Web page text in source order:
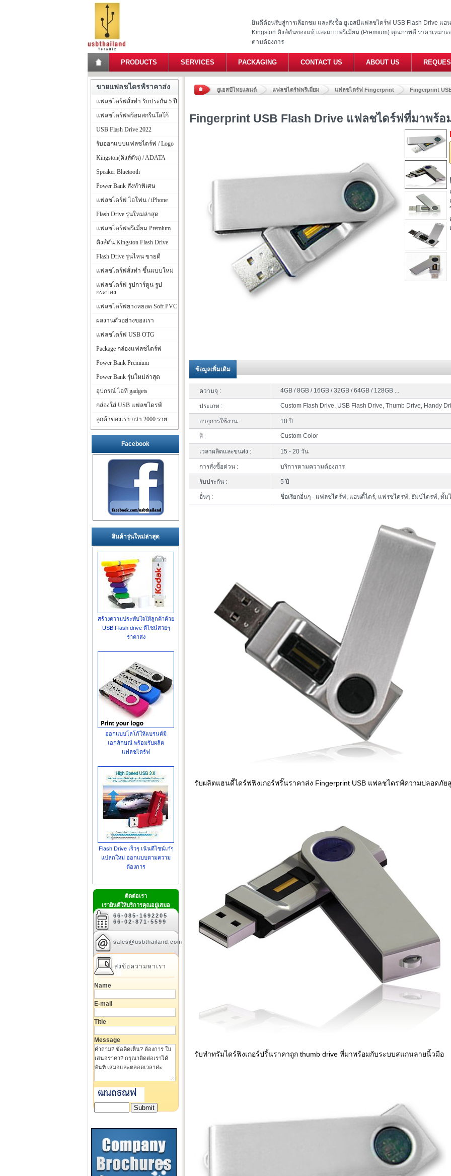
ยินดีต้อนรับสู่การเลือกชม และสั่งซื้อ ยูเอสบีแฟลชไดร์ฟ USB Flash Drive แฮ
Kingston คิงส์ตันของแท้ และแบบพรีเมี่ยม (Premium) คุณภาพดี ราคาเหมา
ตามต้องการ
PRODUCTS SERVICES PACKAGING CONTACT US ABOUT US
ยูเอสบีไทยแลนด์ แฟลชไดร์ฟพรีเมี่ยม แฟลชไดร์ฟ Fingerprint Fingerprint
Fingerprint USB Flash Drive แฟลชไดร์ฟที่มาพร้
ข้อมูลเพิ่มเติม
ความจุ : 4GB / 8GB / 16GB / 32GB / 64GB / 128GB ...
ประเภท : Custom Flash Drive, USB Flash Drive, Thumb Drive, Handy
อายุการใช้งาน : 10 ปี
สี : Custom Color
เวลาผลิตและขนส่ง : 15 - 20 วัน
การสั่งซื้อด่วน : บริการตามความต้องการ
รับประกัน : 5 ปี
อื่นๆ : ชื่อเรียกอื่นๆ - แฟลชไดร์ฟ, แฮนดี้ไดร์, แฟรชไดรฟ์, ธัมบ์ไดรฟ์, ทั้ม
รับผลิตแฮนดี้ไดร์ฟฟิงเกอร์พริ๊นราคาส่ง Fingerprint USB แฟลชไดรฟ์ความปลอดภัย
รับทำทรัมไดร์ฟิงเกอร์ปริ้นราคาถูก thumb drive ที่มาพร้อมกับระบบสแกนลายนิ้วมือ
ขายแฟลชไดรฟ์ราคาส่ง
แฟลชไดร์ฟสั่งทำ รับประกัน 5 ปี
แฟลชไดร์ฟพร้อมสกรีนโลโก้
USB Flash Drive 2022
รับออกแบบแฟลชไดร์ฟ / Logo
Kingston(คิงส์ตัน) / ADATA
Speaker Bluetooth
Power Bank สั่งทำพิเศษ
แฟลชไดร์ฟ ไอโฟน / iPhone
Flash Drive รุ่นใหม่ล่าสุด
แฟลชไดร์ฟพรีเมี่ยม Premium
คิงส์ตัน Kingston Flash Drive
Flash Drive รุ่นไหน ขายดี
แฟลชไดร์ฟสั่งทำ ขึ้นแบบใหม่
แฟลชไดร์ฟ รูปการ์ตูน รูป
กระป๋อง
แฟลชไดร์ฟยางหยอด Soft PVC
ผลงานตัวอย่างของเรา
แฟลชไดร์ฟ USB OTG
Package กล่องแฟลชไดร์ฟ
Power Bank Premium
Power Bank รุ่นใหม่ล่าสุด
อุปกรณ์ ไอที gadgets
กล่องใส่ USB แฟลชไดรฟ์
ลูกค้าของเรา กว่า 2000 ราย
Facebook
สินค้ารุ่นใหม่ล่าสุด
สร้างความประทับใจให้ลูกค้าด้วย
USB Flash drive ดีไซน์สวยๆ
ราคาส่ง
ออกแบบโลโก้ให้แบรนด์มี
เอกลักษณ์ พร้อมรับผลิต
แฟลชไดร์ฟ
Flash Drive เร็วๆ เน้นดีไซน์เก๋ๆ
แปลกใหม่ ออกแบบตามความ
ต้องการ
ติดต่อเรา
เรายินดีให้บริการคุณอยู่เสมอ
66-085-1692205
66-02-871-5599
sales@usbthailand.com
ส่งข้อความหาเรา
Name
E-mail
Title
Message